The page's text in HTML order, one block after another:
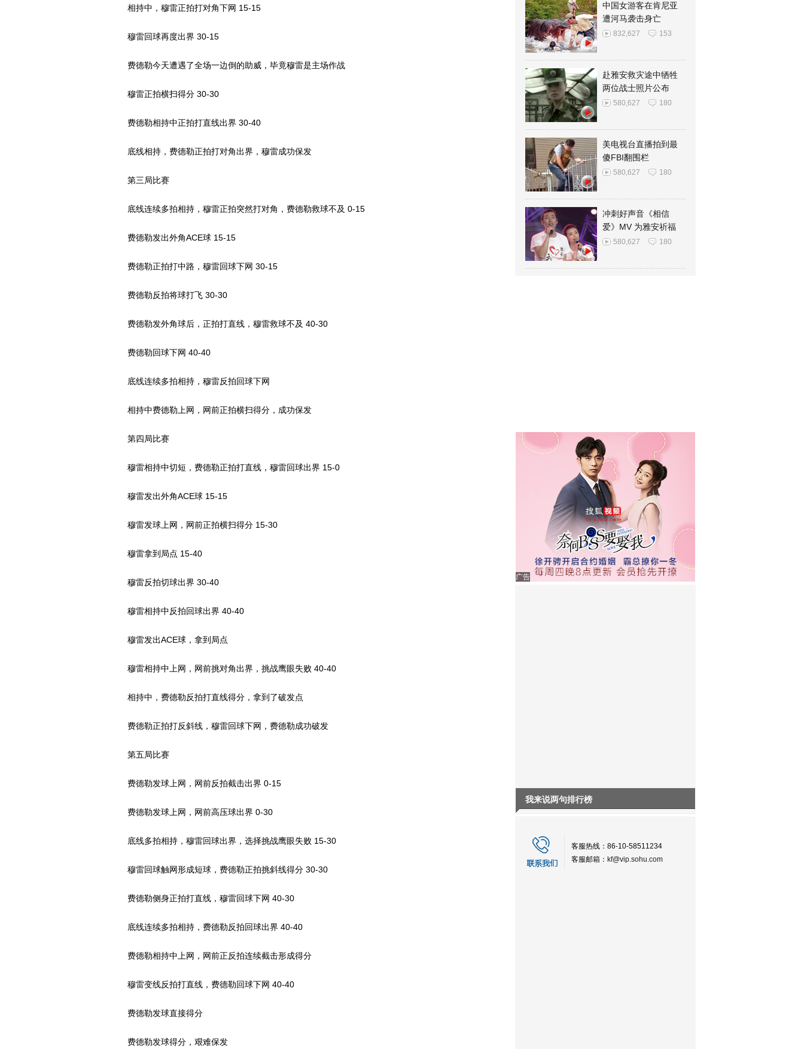
相持中，穆雷正拍打对角下网 15-15
穆雷回球再度出界 30-15
费德勒今天遭遇了全场一边倒的助威，毕竟穆雷是主场作战
穆雷正拍横扫得分 30-30
费德勒相持中正拍打直线出界 30-40
底线相持，费德勒正拍打对角出界，穆雷成功保发
第三局比赛
底线连续多拍相持，穆雷正拍突然打对角，费德勒救球不及 0-15
费德勒发出外角ACE球 15-15
费德勒正拍打中路，穆雷回球下网 30-15
费德勒反拍将球打飞 30-30
费德勒发外角球后，正拍打直线，穆雷救球不及 40-30
费德勒回球下网 40-40
底线连续多拍相持，穆雷反拍回球下网
相持中费德勒上网，网前正拍横扫得分，成功保发
第四局比赛
穆雷相持中切短，费德勒正拍打直线，穆雷回球出界 15-0
穆雷发出外角ACE球 15-15
穆雷发球上网，网前正拍横扫得分 15-30
穆雷拿到局点 15-40
穆雷反拍切球出界 30-40
穆雷相持中反拍回球出界 40-40
穆雷发出ACE球，拿到局点
穆雷相持中上网，网前挑对角出界，挑战鹰眼失败 40-40
相持中，费德勒反拍打直线得分，拿到了破发点
费德勒正拍打反斜线，穆雷回球下网，费德勒成功破发
第五局比赛
费德勒发球上网，网前反拍截击出界 0-15
费德勒发球上网，网前高压球出界 0-30
底线多拍相持，穆雷回球出界，选择挑战鹰眼失败 15-30
穆雷回球触网形成短球，费德勒正拍挑斜线得分 30-30
费德勒侧身正拍打直线，穆雷回球下网 40-30
底线连续多拍相持，费德勒反拍回球出界 40-40
费德勒相持中上网，网前正反拍连续截击形成得分
穆雷变线反拍打直线，费德勒回球下网 40-40
费德勒发球直接得分
费德勒发球得分，艰难保发
中国女游客在肯尼亚
遭河马袭击身亡
832,627 153
赴雅安救灾途中牺牲
两位战士照片公布
580,627 180
美电视台直播拍到最
傻FBI翻围栏
580,627 180
冲刺好声音《相信
爱》MV 为雅安祈福
580,627 180
广告
我来说两句排行榜
客服热线：86-10-58511234
客服邮箱： kf@vip.sohu.com